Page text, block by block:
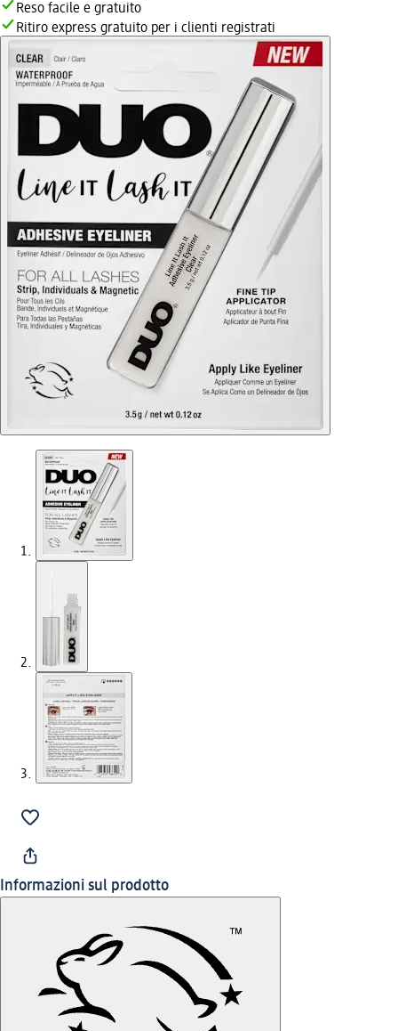
Reso facile e gratuito
Ritiro express gratuito per i clienti registrati
Informazioni sul prodotto